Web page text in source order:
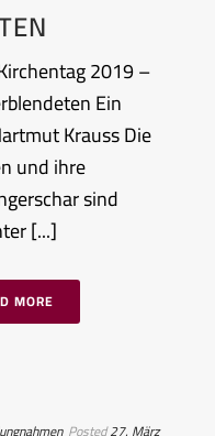
2019 –
Ein
Krauss Die
und ihre
sind
[...]
MORE